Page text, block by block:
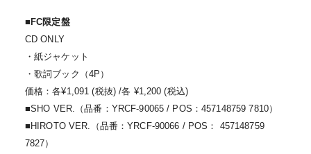
■FC限定盤
CD ONLY
・紙ジャケット
・歌詞ブック（4P）
価格：各¥1,091 (税抜) /各 ¥1,200 (税込)
■SHO VER.（品番：YRCF-90065 / POS：457148759 7810）
■HIROTO VER.（品番：YRCF-90066 / POS： 457148759
7827）